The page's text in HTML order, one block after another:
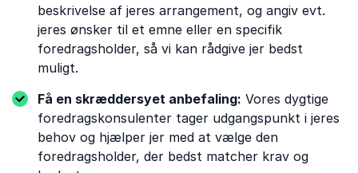
beskrivelse af jeres arrangement, og angiv evt.
jeres ønsker til et emne eller en specifik
foredragsholder, så vi kan rådgive jer bedst
muligt.
Få en skræddersyet anbefaling: Vores dygtige
foredragskonsulenter tager udgangspunkt i jeres
behov og hjælper jer med at vælge den
foredragsholder, der bedst matcher krav og